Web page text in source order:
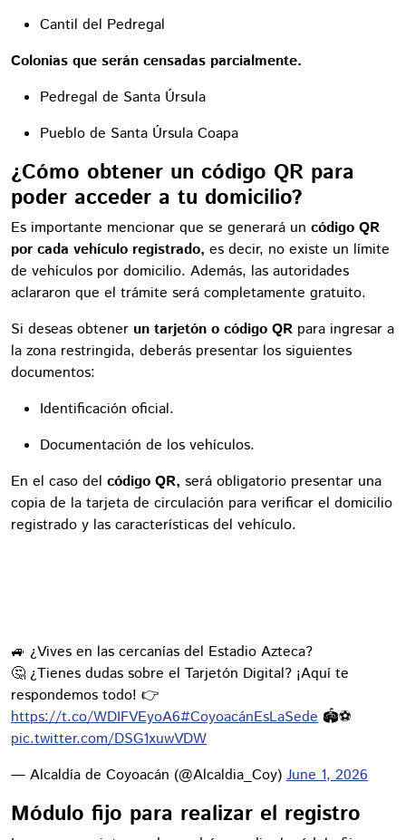
Cantil del Pedregal
Colonias que serán censadas parcialmente.
Pedregal de Santa Úrsula
Pueblo de Santa Úrsula Coapa
¿Cómo obtener un código QR para
poder acceder a tu domicilio?
Es importante mencionar que se generará un código QR
por cada vehículo registrado, es decir, no existe un límite
de vehículos por domicilio. Además, las autoridades
aclararon que el trámite será completamente gratuito.
Si deseas obtener un tarjetón o código QR para ingresar a
la zona restringida, deberás presentar los siguientes
documentos:
Identificación oficial.
Documentación de los vehículos.
En el caso del código QR, será obligatorio presentar una
copia de la tarjeta de circulación para verificar el domicilio
registrado y las características del vehículo.
🚙 ¿Vives en las cercanías del Estadio Azteca?
🤔 ¿Tienes dudas sobre el Tarjetón Digital? ¡Aquí te
respondemos todo! 👉
https://t.co/WDIFVEyoA6#CoyoacánEsLaSede 🏟️⚽️
pic.twitter.com/DSG1xuwVDW
— Alcaldía de Coyoacán (@Alcaldia_Coy) June 1, 2026
Módulo fijo para realizar el registro